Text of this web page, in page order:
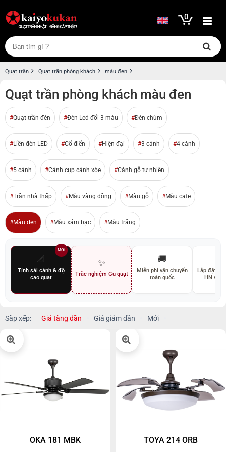
0
Quạt trần Quạt trần phòng khách màu đen
Quạt trần phòng khách màu đen
Quạt trần đèn Đèn Led đổi 3 màu Đèn chùm
Liền đèn LED Cổ điển Hiện đại 3 cánh 4 cánh
5 cánh Cánh cụp cánh xòe Cánh gỗ tự nhiên
Trần nhà thấp Màu vàng đồng Màu gỗ Màu cafe
Màu đen Màu xám bạc Màu trắng
📐
Tính sải cánh & độ
cao quạt
MỚI
✨
Trắc nghiệm Gu quạt
🚚
Miễn phí vận chuyển
toàn quốc
Lắp đặt
HN và
Sắp xếp: Giá tăng dần Giá giảm dần Mới
OKA 181 MBK TOYA 214 ORB